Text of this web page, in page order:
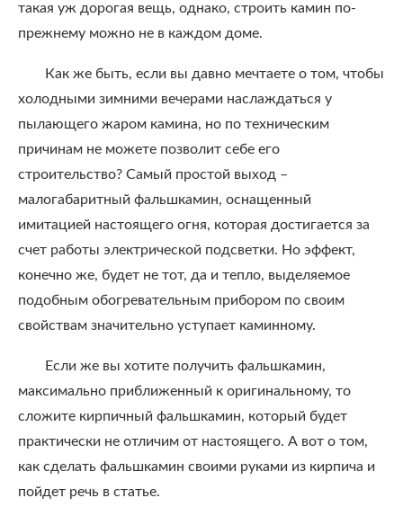
такая уж дорогая вещь, однако, строить камин по-
прежнему можно не в каждом доме.
Как же быть, если вы давно мечтаете о том, чтобы
холодными зимними вечерами наслаждаться у
пылающего жаром камина, но по техническим
причинам не можете позволит себе его
строительство? Самый простой выход –
малогабаритный фальшкамин, оснащенный
имитацией настоящего огня, которая достигается за
счет работы электрической подсветки. Но эффект,
конечно же, будет не тот, да и тепло, выделяемое
подобным обогревательным прибором по своим
свойствам значительно уступает каминному.
Если же вы хотите получить фальшкамин,
максимально приближенный к оригинальному, то
сложите кирпичный фальшкамин, который будет
практически не отличим от настоящего. А вот о том,
как сделать фальшкамин своими руками из кирпича и
пойдет речь в статье.